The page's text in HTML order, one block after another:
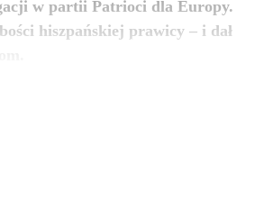
w partii Patrioci dla Europy.
hiszpańskiej prawicy – i dał
zobacz więcej